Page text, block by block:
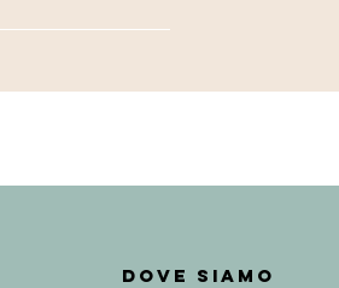
DOVE SIAMO